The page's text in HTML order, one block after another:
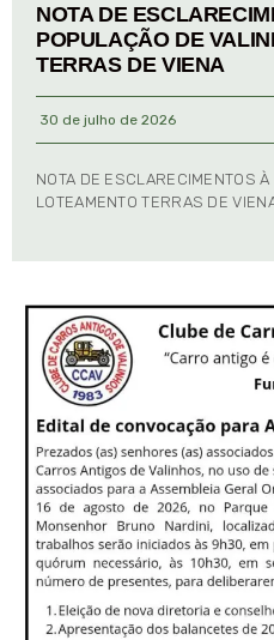
NOTA DE
POPULAÇÃO DE
TERRAS DE VIENA
30 de julho de 2026
NOTA DE ESCLARECIMENTOS
LOTEAMENTO TERRAS DE